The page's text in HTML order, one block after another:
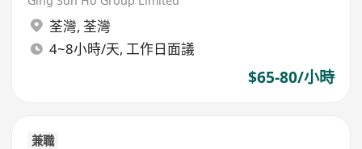
荃灣, 荃灣
4~8小時/天, 工作日面議
$65-80/小時
兼職